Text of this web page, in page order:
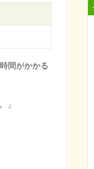
間がかかる
」